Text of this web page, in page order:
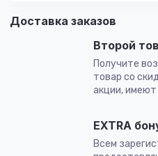
Доставка заказов
Второй
Получите
товар со
акции,
EXTRA
Всем